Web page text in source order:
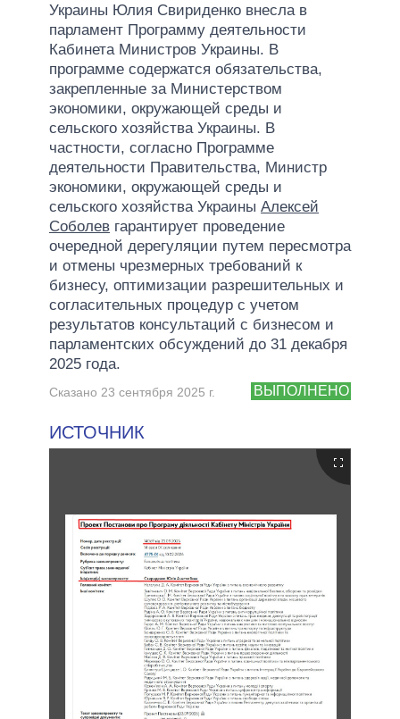
Украины Юлия Свириденко внесла в
парламент Программу деятельности
Кабинета Министров Украины. В
программе содержатся обязательства,
закрепленные за Министерством
экономики, окружающей среды и
сельского хозяйства Украины. В
частности, согласно Программе
деятельности Правительства, Министр
экономики, окружающей среды и
сельского хозяйства Украины Алексей
Соболев гарантирует проведение
очередной дерегуляции путем пересмотра
и отмены чрезмерных требований к
бизнесу, оптимизации разрешительных и
согласительных процедур с учетом
результатов консультаций с бизнесом и
парламентских обсуждений до 31 декабря
2025 года.
ВЫПОЛНЕНО
Сказано 23 сентября 2025 г.
ИСТОЧНИК